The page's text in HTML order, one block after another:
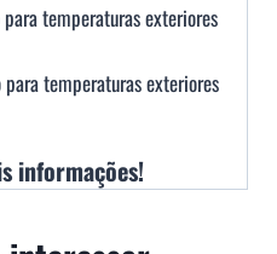
temperaturas exteriores
temperaturas exteriores
informações!